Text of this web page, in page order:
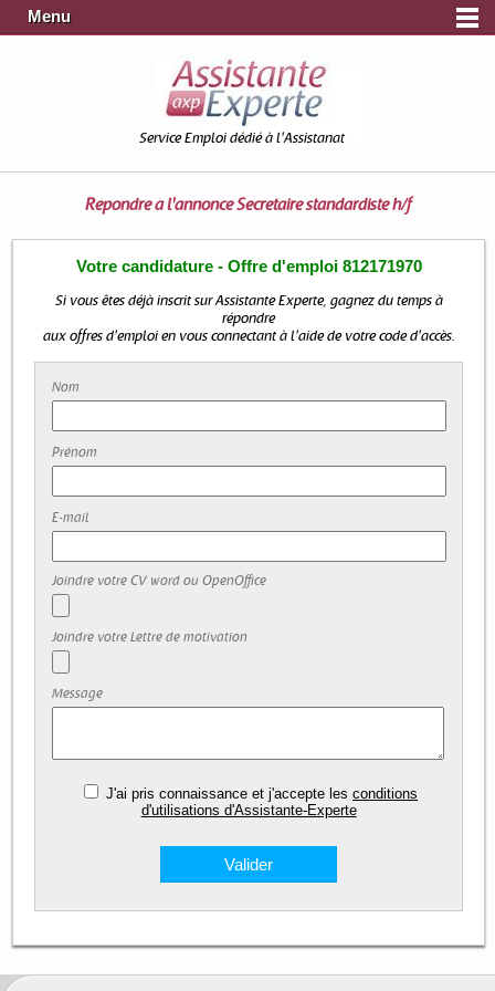
Menu
Service Emploi dédié à l'Assistanat
Répondre à l'annonceSecretaire standardiste h/f
Votre candidature - Offre d'emploi 812171970
Si vous êtes déjà inscrit sur Assistante Experte, gagnez du temps à
répondre
aux offres d'emploi en vous connectant à l'aide de votre code d'accès.
Nom
Prénom
E-mail
Joindre votre CV word ou OpenOffice
Joindre votre Lettre de motivation
Message
J'ai pris connaissance et j'accepte lesconditions
d'utilisations d'Assistante-Experte